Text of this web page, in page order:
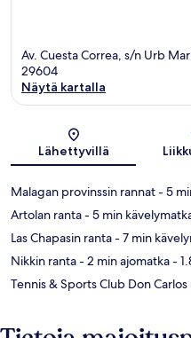
Av. Cuesta Correa, s/n Urb
29604
Näytä kartalla
Lähettyvillä
Malagan provinssin rannat- 5
Artolan ranta- 5 min
Las Chapasin ranta- 7 min
Nikkin ranta- 2 min ajomatka-
Tennis & Sports Club Don Carlos